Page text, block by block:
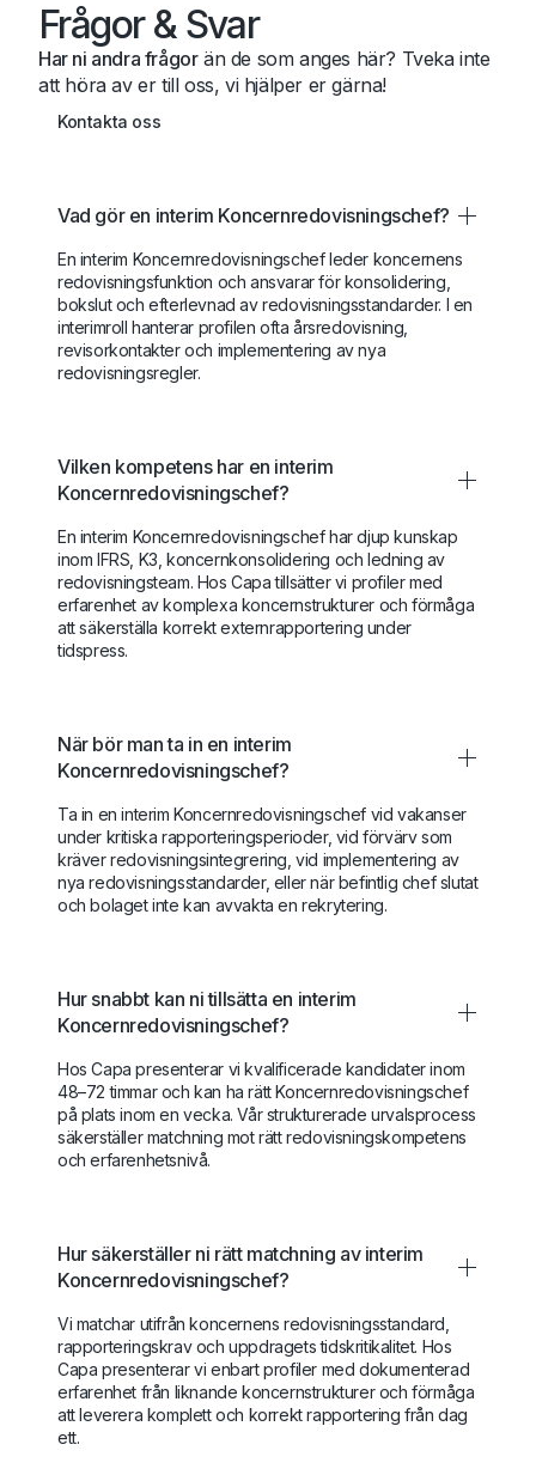
Frågor & Svar
Har ni andra frågorän de som anges här? Tveka inte
att höra av er till oss, vi hjälper er gärna!
Kontakta oss
Vad gör en interim Koncernredovisningschef?
En interim Koncernredovisningschef leder koncernens
redovisningsfunktion och ansvarar för konsolidering,
bokslut och efterlevnad av redovisningsstandarder. I en
interimroll hanterar profilen ofta årsredovisning,
revisorkontakter och implementering av nya
redovisningsregler.
Vilken kompetens har en interim
Koncernredovisningschef?
En interim Koncernredovisningschef har djup kunskap
inom IFRS, K3, koncernkonsolidering och ledning av
redovisningsteam. Hos Capa tillsätter vi profiler med
erfarenhet av komplexa koncernstrukturer och förmåga
att säkerställa korrekt externrapportering under
tidspress.
När bör man ta in en interim
Koncernredovisningschef?
Ta in en interim Koncernredovisningschef vid vakanser
under kritiska rapporteringsperioder, vid förvärv som
kräver redovisningsintegrering, vid implementering av
nya redovisningsstandarder, eller när befintlig chef slutat
och bolaget inte kan avvakta en rekrytering.
Hur snabbt kan ni tillsätta en interim
Koncernredovisningschef?
Hos Capa presenterar vi kvalificerade kandidater inom
48–72 timmar och kan ha rätt Koncernredovisningschef
på plats inom en vecka. Vår strukturerade urvalsprocess
säkerställer matchning mot rätt redovisningskompetens
och erfarenhetsnivå.
Hur säkerställer ni rätt matchning av interim
Koncernredovisningschef?
Vi matchar utifrån koncernens redovisningsstandard,
rapporteringskrav och uppdragets tidskritikalitet. Hos
Capa presenterar vi enbart profiler med dokumenterad
erfarenhet från liknande koncernstrukturer och förmåga
att leverera komplett och korrekt rapportering från dag
ett.